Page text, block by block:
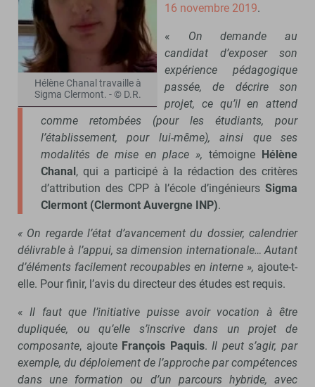
Hélène Chanal travaille à
Sigma Clermont. - © D.R.
16 novembre 2019.
« On demande au
candidat d’exposer son
expérience pédagogique
passée, de décrire son
projet, ce qu’il en attend
comme retombées (pour les étudiants, pour
l’établissement, pour lui-même), ainsi que ses
modalités de mise en place »,témoigne Hélène
Chanal, qui a participé à la rédaction des critères
d’attribution des CPP à l’école d’ingénieurs Sigma
Clermont (Clermont Auvergne INP).
« On regarde l’état d’avancement du dossier, calendrier
délivrable à l’appui, sa dimension internationale… Autant
d’éléments facilement recoupables en interne », ajoute-t-
elle. Pour finir, l’avis du directeur des études est requis.
«Il faut que l’initiative puisse avoir vocation à être
dupliquée, ou qu’elle s’inscrive dans un projet de
composante, ajoute François Paquis.Il peut s’agir, par
exemple, du déploiement de l’approche par compétences
dans une formation ou d’un parcours hybride, avec